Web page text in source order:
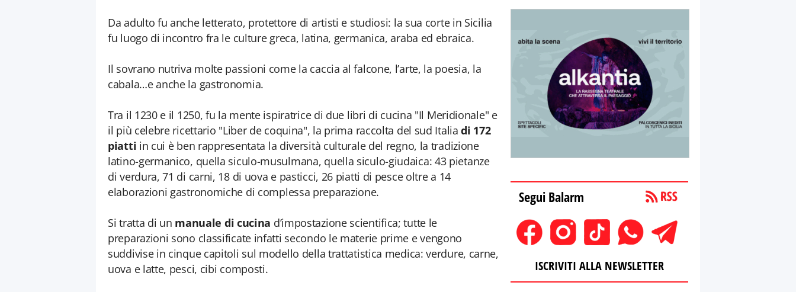
Da adulto fu anche letterato, protettore di artisti e studiosi: la sua corte in Sicilia
fu luogo di incontro fra le culture greca, latina, germanica, araba ed ebraica.
Il sovrano nutriva molte passioni come la caccia al falcone, l’arte, la poesia, la
cabala…e anche la gastronomia.
Tra il 1230 e il 1250, fu la mente ispiratrice di due libri di cucina "Il Meridionale" e
il più celebre ricettario "Liber de coquina", la prima raccolta del sud Italiadi 172
piatti in cui è ben rappresentata la diversità culturale del regno, la tradizione
latino-germanico, quella siculo-musulmana, quella siculo-giudaica: 43 pietanze
di verdura, 71 di carni, 18 di uova e pasticci, 26 piatti di pesce oltre a 14
elaborazioni gastronomiche di complessa preparazione.
Si tratta di un manuale di cucina d’impostazione scientifica; tutte le
preparazioni sono classificate infatti secondo le materie prime e vengono
suddivise in cinque capitoli sul modello della trattatistica medica: verdure, carne,
uova e latte, pesci, cibi composti.
Segui Balarm
ISCRIVITI ALLA NEWSLETTER